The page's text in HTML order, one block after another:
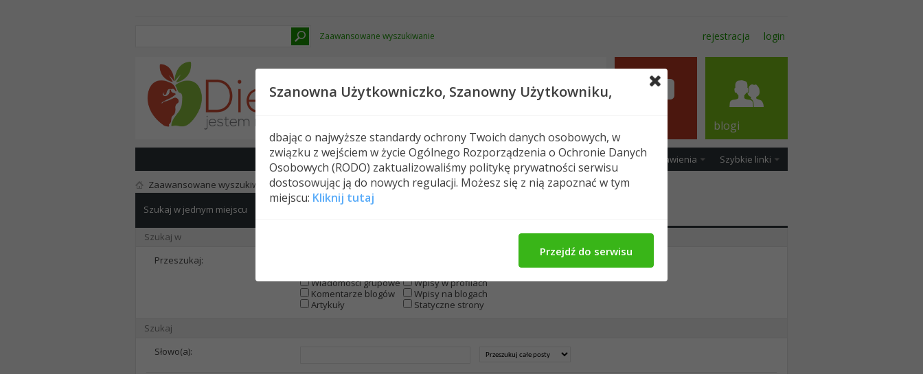
Zaawansowane wyszukiwanie rejestracja login
Nowe posty FAQ Kalendarz Spełeczność Ustawienia Szybkie linki
blogi
Zaawansowane wyszukiwanie
Szukaj w jednym miejscu
Szukaj w
Przeszukaj:
Wiadomości grupowe
Wpisy w profilach
Komentarze blogów
Wpisy na blogach
Artykuły
Statyczne strony
Szukaj
Słowo(a):
Szanowna Użytkowniczko, Szanowny Użytkowniku,
dbając o najwyższe standardy ochrony Twoich danych osobowych, w
związku z wejściem w życie Ogólnego Rozporządzenia o Ochronie Danych
Osobowych (RODO) zaktualizowaliśmy politykę prywatności serwisu
dostosowując ją do nowych regulacji. Możesz się z nią zapoznać w tym
miejscu: Kliknij tutaj
Przejdź do serwisu